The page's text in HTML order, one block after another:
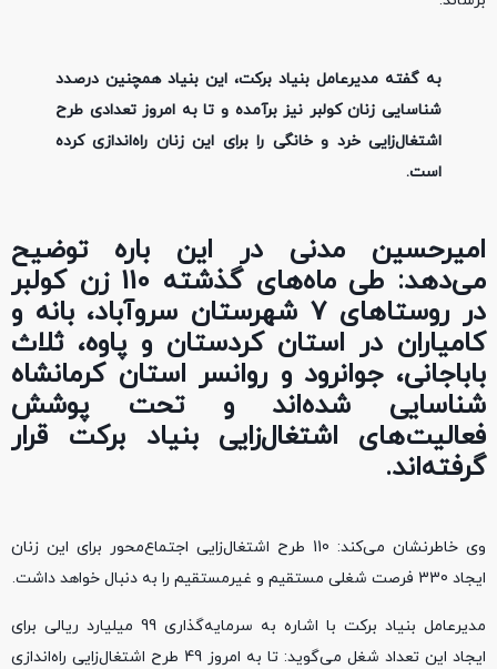
به گفته مدیرعامل بنیاد برکت، این بنیاد همچنین درصدد
شناسایی زنان کولبر نیز برآمده و تا به امروز تعدادی طرح
اشتغال‌زایی خرد و خانگی را برای این زنان راه‌اندازی کرده
است.
امیرحسین مدنی در این‌ باره توضیح
می‌دهد: طی ماه‌های گذشته 110 زن کولبر
در روستاهای 7 شهرستان سروآباد، بانه و
کامیاران در استان کردستان و پاوه، ثلاث
باباجانی، جوانرود و روانسر استان کرمانشاه
شناسایی شده‌اند و تحت پوشش
فعالیت‌های اشتغال‌زایی بنیاد برکت قرار
گرفته‌اند.
وی خاطرنشان می‌کند: 110 طرح اشتغال‌زایی اجتماع‌محور برای این زنان
ایجاد 330 فرصت شغلی مستقیم و غیرمستقیم را به دنبال خواهد داشت.
مدیرعامل بنیاد برکت با اشاره به سرمایه‌گذاری 99 میلیارد ریالی برای
ایجاد این تعداد شغل می‌گوید: تا به امروز 49 طرح اشتغال‌زایی راه‌اندازی